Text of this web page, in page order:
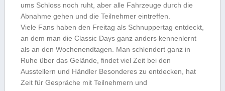
ums Schloss noch ruht, aber alle Fahrzeuge durch die
Abnahme gehen und die Teilnehmer eintreffen.
Viele Fans haben den Freitag als Schnuppertag entdeckt,
an dem man die Classic Days ganz anders kennenlernt
als an den Wochenendtagen. Man schlendert ganz in
Ruhe über das Gelände, findet viel Zeit bei den
Ausstellern und Händler Besonderes zu entdecken, hat
Zeit für Gespräche mit Teilnehmern und